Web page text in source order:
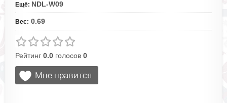
Ещё: NDL-W09
Вес: 0.69
Рейтинг 0.0голосов 0